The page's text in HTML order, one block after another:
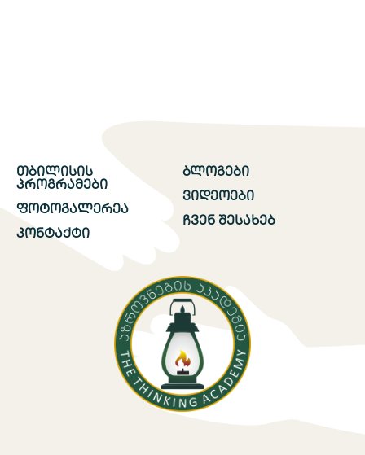
თბილისის
პროგრამები
ფოტოგალერეა
კონტაქტი
ბლოგები
ვიდეოები
ჩვენ შესახებ